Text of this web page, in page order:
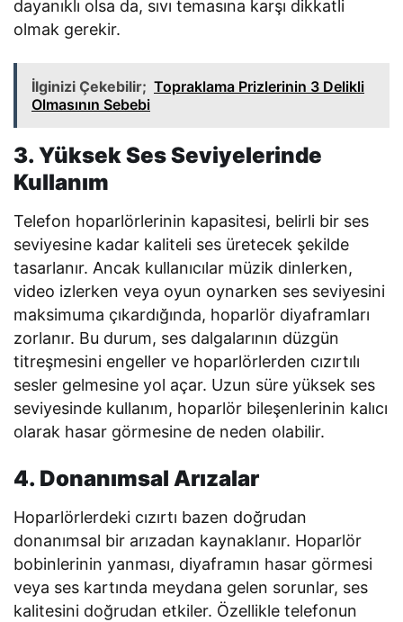
dayanıklı olsa da, sıvı temasına karşı dikkatli
olmak gerekir.
İlginizi Çekebilir; Topraklama Prizlerinin 3 Delikli
Olmasının Sebebi
3. Yüksek Ses Seviyelerinde
Kullanım
Telefon hoparlörlerinin kapasitesi, belirli bir ses
seviyesine kadar kaliteli ses üretecek şekilde
tasarlanır. Ancak kullanıcılar müzik dinlerken,
video izlerken veya oyun oynarken ses seviyesini
maksimuma çıkardığında, hoparlör diyaframları
zorlanır. Bu durum, ses dalgalarının düzgün
titreşmesini engeller ve hoparlörlerden cızırtılı
sesler gelmesine yol açar. Uzun süre yüksek ses
seviyesinde kullanım, hoparlör bileşenlerinin kalıcı
olarak hasar görmesine de neden olabilir.
4. Donanımsal Arızalar
Hoparlörlerdeki cızırtı bazen doğrudan
donanımsal bir arızadan kaynaklanır. Hoparlör
bobinlerinin yanması, diyaframın hasar görmesi
veya ses kartında meydana gelen sorunlar, ses
kalitesini doğrudan etkiler. Özellikle telefonun